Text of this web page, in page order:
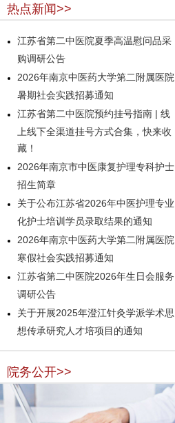
热点新闻>>
江苏省第二中医院夏季高温慰问品采
购调研公告
2026年南京中医药大学第二附属医院
暑期社会实践招募通知
江苏省第二中医院预约挂号指南 | 线
上线下全渠道挂号方式合集，快来收
藏！
2026年南京市中医康复护理专科护士
招生简章
关于公布江苏省2026年中医护理专业
化护士培训学员录取结果的通知
2026年南京中医药大学第二附属医院
寒假社会实践招募通知
江苏省第二中医院2026年生日会服务
调研公告
关于开展2025年澄江针灸学派学术思
想传承研究人才培项目的通知
院务公开>>